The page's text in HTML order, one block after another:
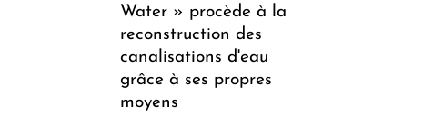
Water » procède à la
reconstruction des
canalisations d'eau
grâce à ses propres
moyens